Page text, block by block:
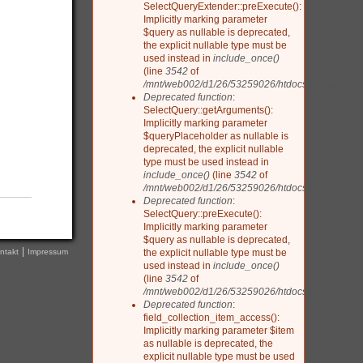
SelectQueryExtender::preExecute():
Implicitly marking parameter
$query as nullable is deprecated,
the explicit nullable type must be
used instead in include_once()
(line 3542 of
/mnt/web002/d1/26/53259026/htdocs/drupal/
Deprecated function:
SelectQuery::getArguments():
Implicitly marking parameter
$queryPlaceholder as nullable is
deprecated, the explicit nullable
type must be used instead in
include_once() (line 3542 of
/mnt/web002/d1/26/53259026/htdocs/drupal/
Deprecated function:
SelectQuery::preExecute():
Implicitly marking parameter
$query as nullable is deprecated,
the explicit nullable type must be
used instead in include_once()
(line 3542 of
/mnt/web002/d1/26/53259026/htdocs/drupal/
Deprecated function:
field_collection_item_access():
Implicitly marking parameter $item
as nullable is deprecated, the
explicit nullable type must be used
Impressum